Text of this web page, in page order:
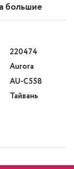
большие
220474
Aurora
AU-C558
Тайвань